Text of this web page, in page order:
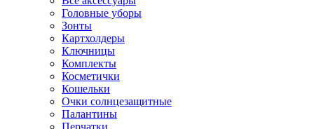
Головные уборы
Зонты
Картхолдеры
Ключницы
Комплекты
Косметички
Кошельки
Очки солнцезащитные
Палантины